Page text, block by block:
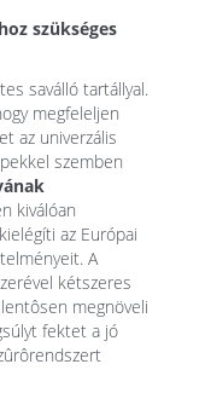
szükséges
saválló tartállyal.
megfeleljen
az univerzális
szemben
kiválóan
az Európai
A
kétszeres
megnöveli
fektet a jó